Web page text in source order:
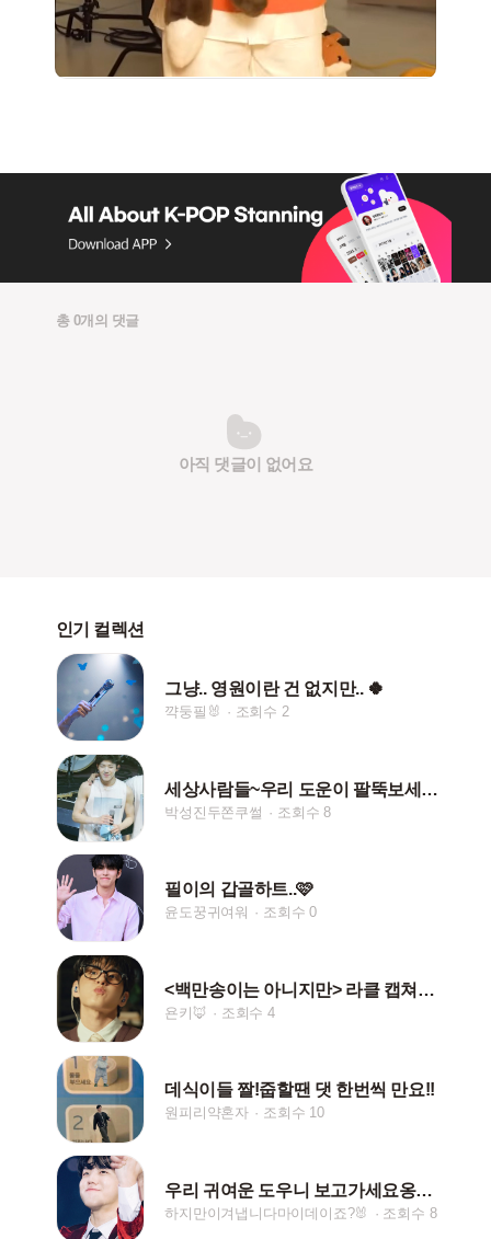
총 0개의 댓글
아직 댓글이 없어요
인기 컬렉션
그냥.. 영원이란 건 없지만.. 🍀
꺅둥필🐰 조회수 2
세상사람들~우리 도운이 팔뚝보세요!!*퍼갈 시 댓글
박성진두쫀쿠썰 조회수 8
필이의 갑골하트..🩷
윤도꿍귀여워 조회수 0
<백만송이는 아니지만> 라클 캡쳐본 모음zip🐰🌹🩷
욘키🦊 조회수 4
데식이들 짤!줍할땐 댓 한번씩 만요!!
원피리약혼자 조회수 10
우리 귀여운 도우니 보고가세요옹🐶❤️(줍할때는 댓글필수)
하지만이겨냅니다마이데이죠?🐰 조회수 8